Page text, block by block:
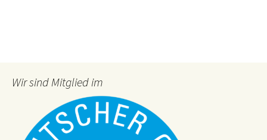
v
a
Wir sind Mitglied im